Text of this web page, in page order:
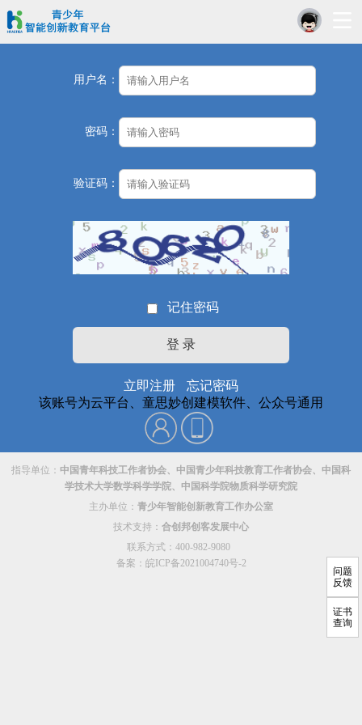
用户名：
密码：
验证码：
记住密码
登 录
立即注册
忘记密码
该账号为云平台、童思妙创建模软件、公众号通用
问题
反馈
证书
查询
指导单位： 中国青年科技工作者协会、中国青少年科技教育工作者协会、中国科
学技术大学数学科学学院、中国科学院物质科学研究院
主办单位： 青少年智能创新教育工作办公室
技术支持： 合创邦创客发展中心
联系方式：400-982-9080
备案：皖ICP备2021004740号-2